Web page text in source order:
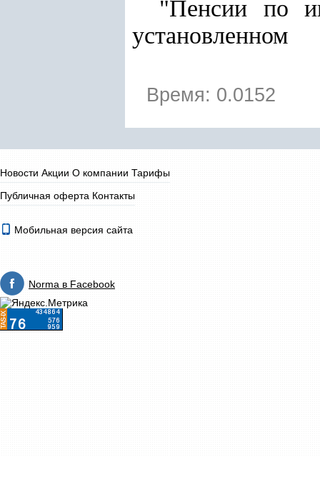
"Пенсии по
установленном
Время: 0.0152
Новости Акции О компании Тарифы
Публичная оферта Контакты
Мобильная версия сайта
Norma в Facebook